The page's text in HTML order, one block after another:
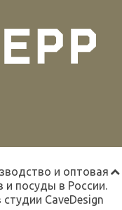
и оптовая
посуды в России.
CaveDesign